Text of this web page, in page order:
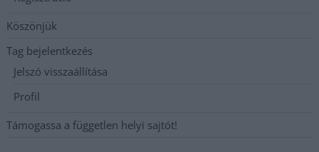
Köszönjük
Tag bejelentkezés
Jelszó visszaállítása
Profil
Támogassa a független helyi sajtót!